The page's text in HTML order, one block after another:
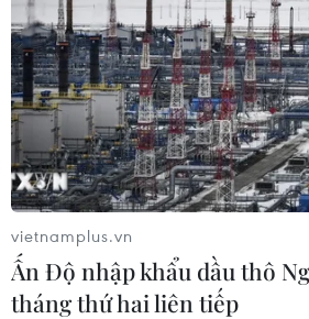
vietnamplus.vn
Ấn Độ nhập khẩu dầu thô
tháng thứ hai liên tiếp